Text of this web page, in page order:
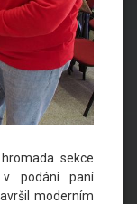
sekce
v podání paní
moderním